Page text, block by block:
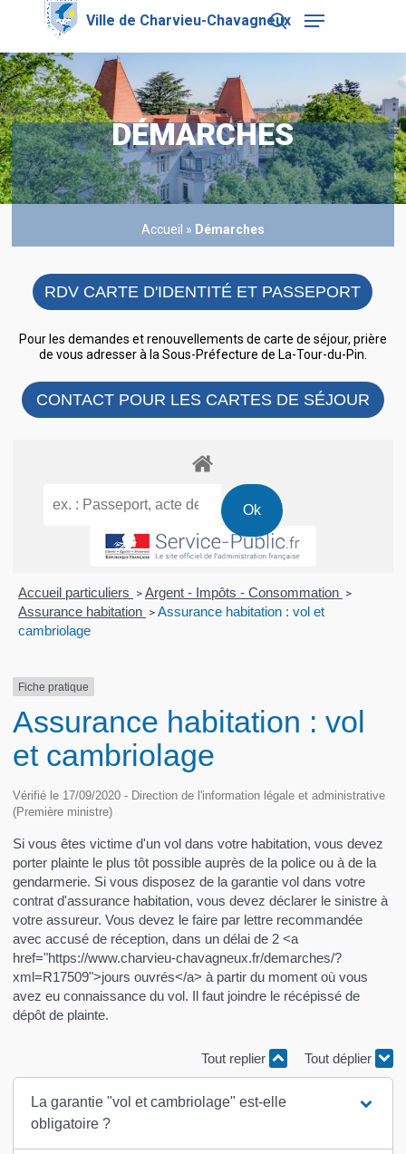
content
search
Menu
DÉMARCHES
Accueil » Démarches
RDV CARTE D'IDENTITÉ ET PASSEPORT
Pour les demandes et renouvellements de carte de séjour, prière
de vous adresser à la Sous-Préfecture de La-Tour-du-Pin.
CONTACT POUR LES CARTES DE SÉJOUR
Accueil particuliers > Argent - Impôts - Consommation >
Assurance habitation > Assurance habitation : vol et
cambriolage
Fiche pratique
Assurance habitation : vol
et cambriolage
Vérifié le 17/09/2020 - Direction de l'information légale et administrative
(Première ministre)
Si vous êtes victime d'un vol dans votre habitation, vous devez
porter plainte le plus tôt possible auprès de la police ou à de la
gendarmerie. Si vous disposez de la garantie vol dans votre
contrat d'assurance habitation, vous devez déclarer le sinistre à
votre assureur. Vous devez le faire par lettre recommandée
avec accusé de réception, dans un délai de 2 <a
href="https://www.charvieu-chavagneux.fr/demarches/?
xml=R17509">jours ouvrés</a> à partir du moment où vous
avez eu connaissance du vol. Il faut joindre le récépissé de
dépôt de plainte.
Tout replier Tout déplier
La garantie "vol et cambriolage" est-elle
obligatoire ?
Close